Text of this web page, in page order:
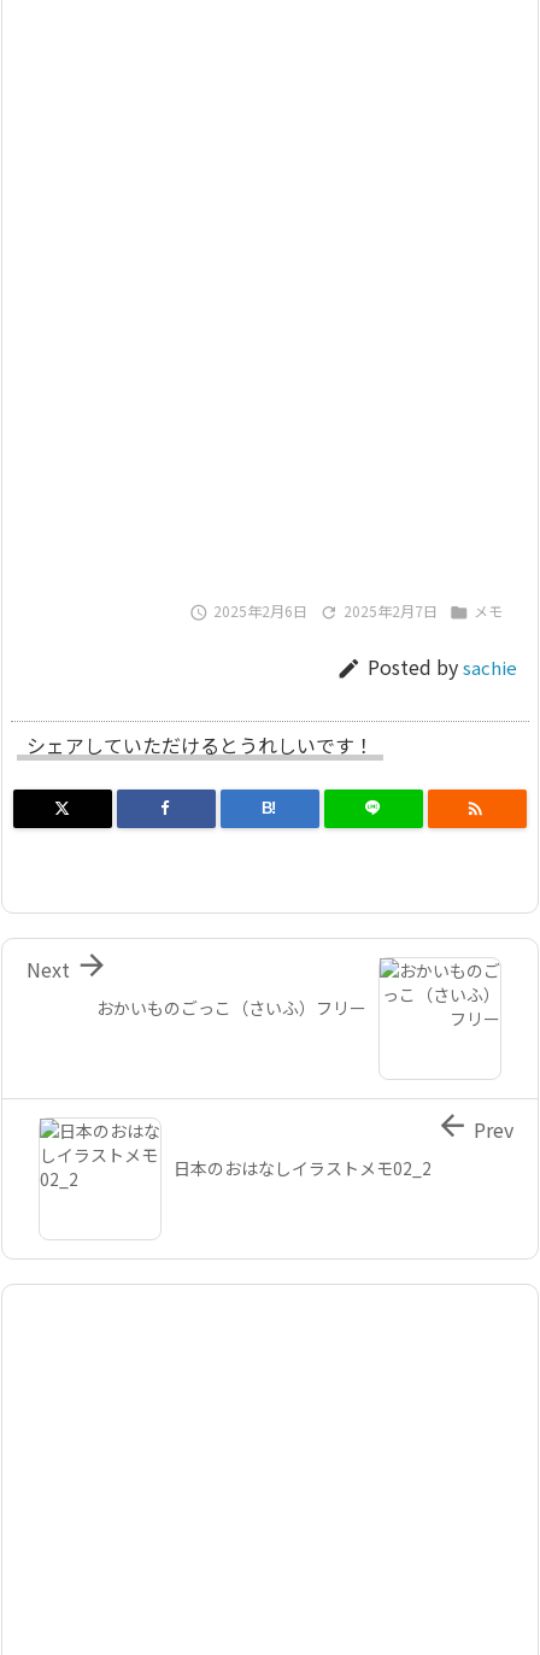
 2025年2月6日  2025年2月7日  メモ
 Posted bysachie
シェアしていただけるとうれしいです！
B! 
おかいものごっこ（さいふ）フリー

Next
日本のおはなしイラストメモ02_2
 Prev